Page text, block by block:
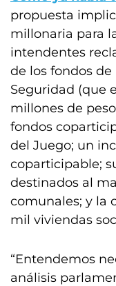
propuesta
millonaria para
intendentes
de los fondos
Seguridad (que
millones de
fondos
del Juego; un
coparticipable;
destinados al
comunales; y la
mil viviendas
“Entendemos
análisis